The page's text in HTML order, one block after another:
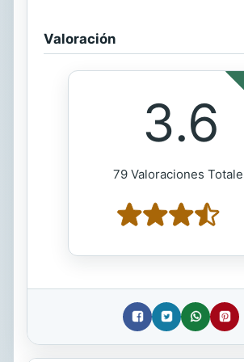
Valoración
3.6
79 Valoraciones